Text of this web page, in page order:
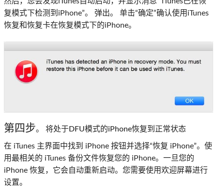
复模式下检测到iPhone”。 弹出。 单击“确定”确认使用iTunes
恢复和恢复卡在恢复模式下的iPhone。
第四步。 将处于DFU模式的iPhone恢复到正常状态
在 iTunes 主界面中找到 iPhone 按钮并选择“恢复 iPhone”。使
用最相关的 iTunes 备份文件恢复您的 iPhone。一旦您的
iPhone 恢复，它会自动重新启动。您需要使用欢迎屏幕进行
设置。